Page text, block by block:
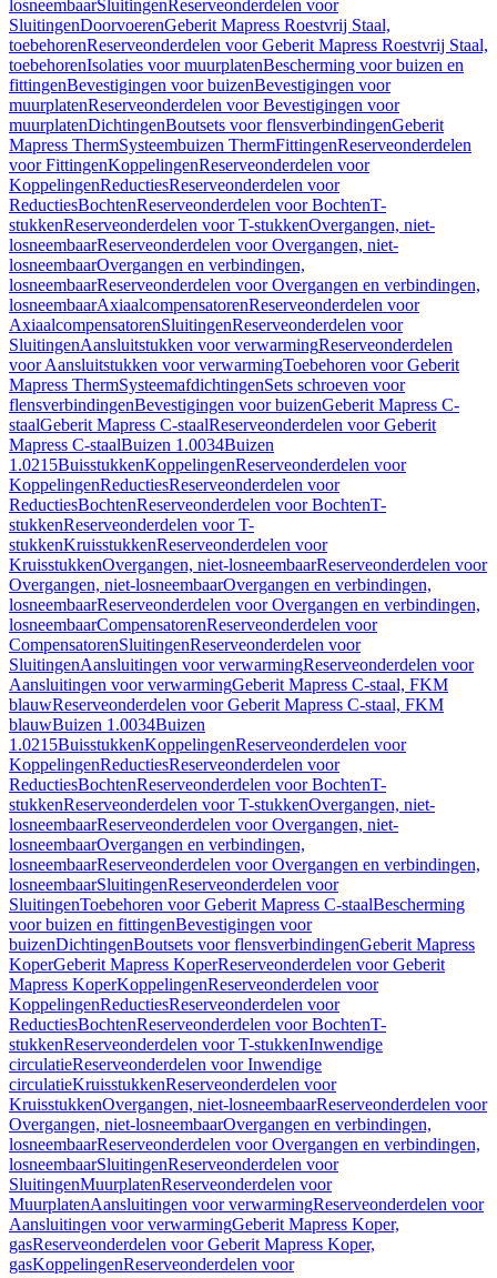
losneembaarSluitingenReserveonderdelen voor
SluitingenDoorvoerenGeberit Mapress Roestvrij Staal,
toebehorenReserveonderdelen voor Geberit Mapress Roestvrij Staal,
toebehorenIsolaties voor muurplatenBescherming voor buizen en
fittingenBevestigingen voor buizenBevestigingen voor
muurplatenReserveonderdelen voor Bevestigingen voor
muurplatenDichtingenBoutsets voor flensverbindingenGeberit
Mapress ThermSysteembuizen ThermFittingenReserveonderdelen
voor FittingenKoppelingenReserveonderdelen voor
KoppelingenReductiesReserveonderdelen voor
ReductiesBochtenReserveonderdelen voor BochtenT-
stukkenReserveonderdelen voor T-stukkenOvergangen, niet-
losneembaarReserveonderdelen voor Overgangen, niet-
losneembaarOvergangen en verbindingen,
losneembaarReserveonderdelen voor Overgangen en verbindingen,
losneembaarAxiaalcompensatorenReserveonderdelen voor
AxiaalcompensatorenSluitingenReserveonderdelen voor
SluitingenAansluitstukken voor verwarmingReserveonderdelen
voor Aansluitstukken voor verwarmingToebehoren voor Geberit
Mapress ThermSysteemafdichtingenSets schroeven voor
flensverbindingenBevestigingen voor buizenGeberit Mapress C-
staalGeberit Mapress C-staalReserveonderdelen voor Geberit
Mapress C-staalBuizen 1.0034Buizen
1.0215BuisstukkenKoppelingenReserveonderdelen voor
KoppelingenReductiesReserveonderdelen voor
ReductiesBochtenReserveonderdelen voor BochtenT-
stukkenReserveonderdelen voor T-
stukkenKruisstukkenReserveonderdelen voor
KruisstukkenOvergangen, niet-losneembaarReserveonderdelen voor
Overgangen, niet-losneembaarOvergangen en verbindingen,
losneembaarReserveonderdelen voor Overgangen en verbindingen,
losneembaarCompensatorenReserveonderdelen voor
CompensatorenSluitingenReserveonderdelen voor
SluitingenAansluitingen voor verwarmingReserveonderdelen voor
Aansluitingen voor verwarmingGeberit Mapress C-staal, FKM
blauwReserveonderdelen voor Geberit Mapress C-staal, FKM
blauwBuizen 1.0034Buizen
1.0215BuisstukkenKoppelingenReserveonderdelen voor
KoppelingenReductiesReserveonderdelen voor
ReductiesBochtenReserveonderdelen voor BochtenT-
stukkenReserveonderdelen voor T-stukkenOvergangen, niet-
losneembaarReserveonderdelen voor Overgangen, niet-
losneembaarOvergangen en verbindingen,
losneembaarReserveonderdelen voor Overgangen en verbindingen,
losneembaarSluitingenReserveonderdelen voor
SluitingenToebehoren voor Geberit Mapress C-staalBescherming
voor buizen en fittingenBevestigingen voor
buizenDichtingenBoutsets voor flensverbindingenGeberit Mapress
KoperGeberit Mapress KoperReserveonderdelen voor Geberit
Mapress KoperKoppelingenReserveonderdelen voor
KoppelingenReductiesReserveonderdelen voor
ReductiesBochtenReserveonderdelen voor BochtenT-
stukkenReserveonderdelen voor T-stukkenInwendige
circulatieReserveonderdelen voor Inwendige
circulatieKruisstukkenReserveonderdelen voor
KruisstukkenOvergangen, niet-losneembaarReserveonderdelen voor
Overgangen, niet-losneembaarOvergangen en verbindingen,
losneembaarReserveonderdelen voor Overgangen en verbindingen,
losneembaarSluitingenReserveonderdelen voor
SluitingenMuurplatenReserveonderdelen voor
MuurplatenAansluitingen voor verwarmingReserveonderdelen voor
Aansluitingen voor verwarmingGeberit Mapress Koper,
gasReserveonderdelen voor Geberit Mapress Koper,
gasKoppelingenReserveonderdelen voor